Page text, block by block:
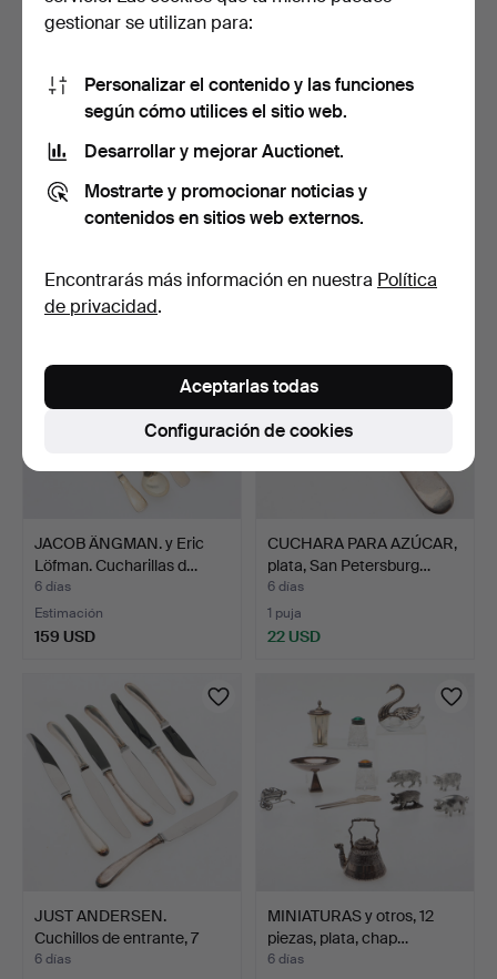
Candelabros, un par, …
plata, Dinamarca.
6 días
JACOB ÄNGMAN. y Eric
Löfman. Cucharillas d…
6 días
Estimación
159 USD
CUCHARA PARA AZÚCAR,
plata, San Petersburg…
6 días
1 puja
22 USD
JUST ANDERSEN.
Cuchillos de entrante, 7
ud…
6 días
MINIATURAS y otros, 12
piezas, plata, chap…
6 días
gestionar se utilizan para:
Personalizar el contenido y las funciones
según cómo utilices el sitio web.
Desarrollar y mejorar Auctionet.
Mostrarte y promocionar noticias y
contenidos en sitios web externos.
Encontrarás más información en nuestra Política
de privacidad.
Configuración de cookies
Aceptarlas todas